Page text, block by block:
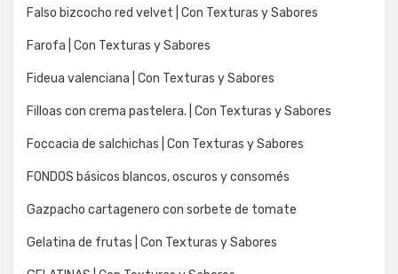
Falso bizcocho red velvet | Con Texturas y Sabores
Farofa | Con Texturas y Sabores
Fideua valenciana | Con Texturas y Sabores
Filloas con crema pastelera. | Con Texturas y Sabores
Foccacia de salchichas | Con Texturas y Sabores
FONDOS básicos blancos, oscuros y consomés
Gazpacho cartagenero con sorbete de tomate
Gelatina de frutas | Con Texturas y Sabores